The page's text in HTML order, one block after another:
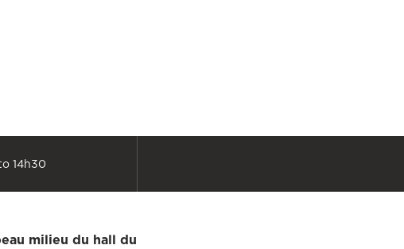
14h30
milieu du hall du